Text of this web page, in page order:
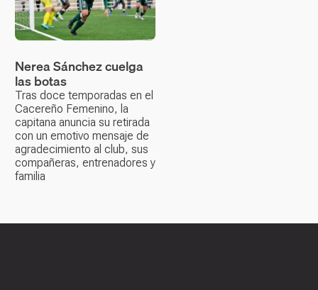
Nerea Sánchez cuelga
las botas
Tras doce temporadas en el
Cacereño Femenino, la
capitana anuncia su retirada
con un emotivo mensaje de
agradecimiento al club, sus
compañeras, entrenadores y
familia